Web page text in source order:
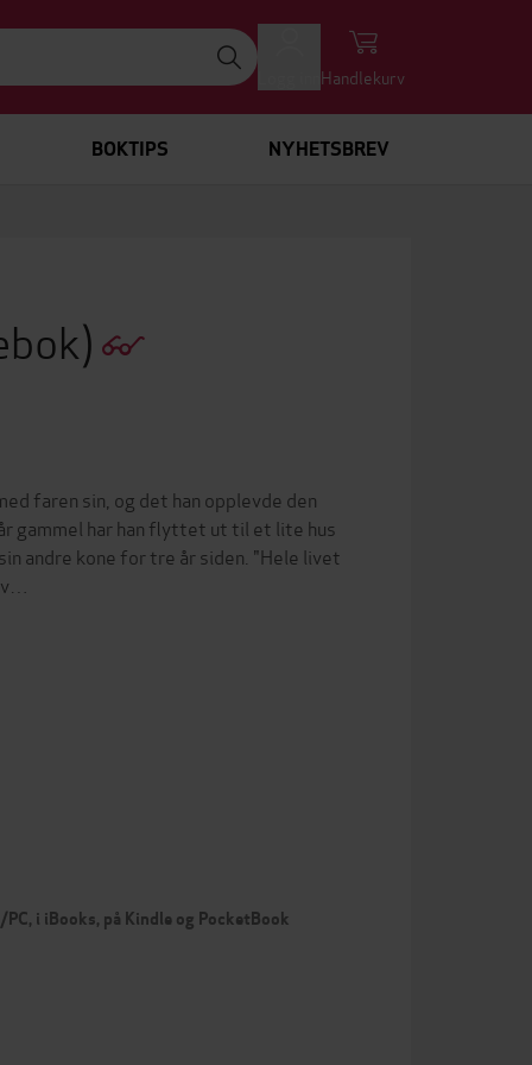
Handlekurv
BOKTIPS NYHETSBREV
faren sin, og det han opplevde den
gammel har han flyttet ut til et lite hus
andre kone for tre år siden. "Hele livet
i iBooks, på Kindle og PocketBook